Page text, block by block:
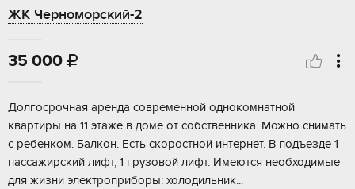
ЖК Черноморский-2
35 000 
Долгосрочная аренда современной однокомнатной
квартиры на 11 этаже в доме от собственника. Можно снимать
с ребенком. Балкон. Есть скоростной интернет. В подъезде 1
пассажирский лифт, 1 грузовой лифт. Имеются необходимые
для жизни электроприборы: холодильник...